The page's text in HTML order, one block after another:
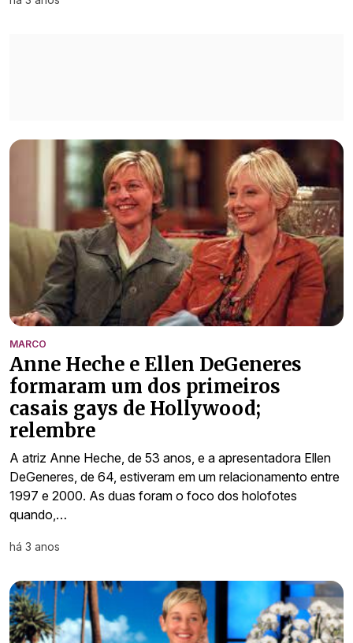
MARCO
Anne Heche e Ellen DeGeneres
formaram um dos primeiros
casais gays de Hollywood;
relembre
A atriz Anne Heche, de 53 anos, e a apresentadora Ellen
DeGeneres, de 64, estiveram em um relacionamento entre
1997 e 2000. As duas foram o foco dos holofotes
quando,…
há 3 anos